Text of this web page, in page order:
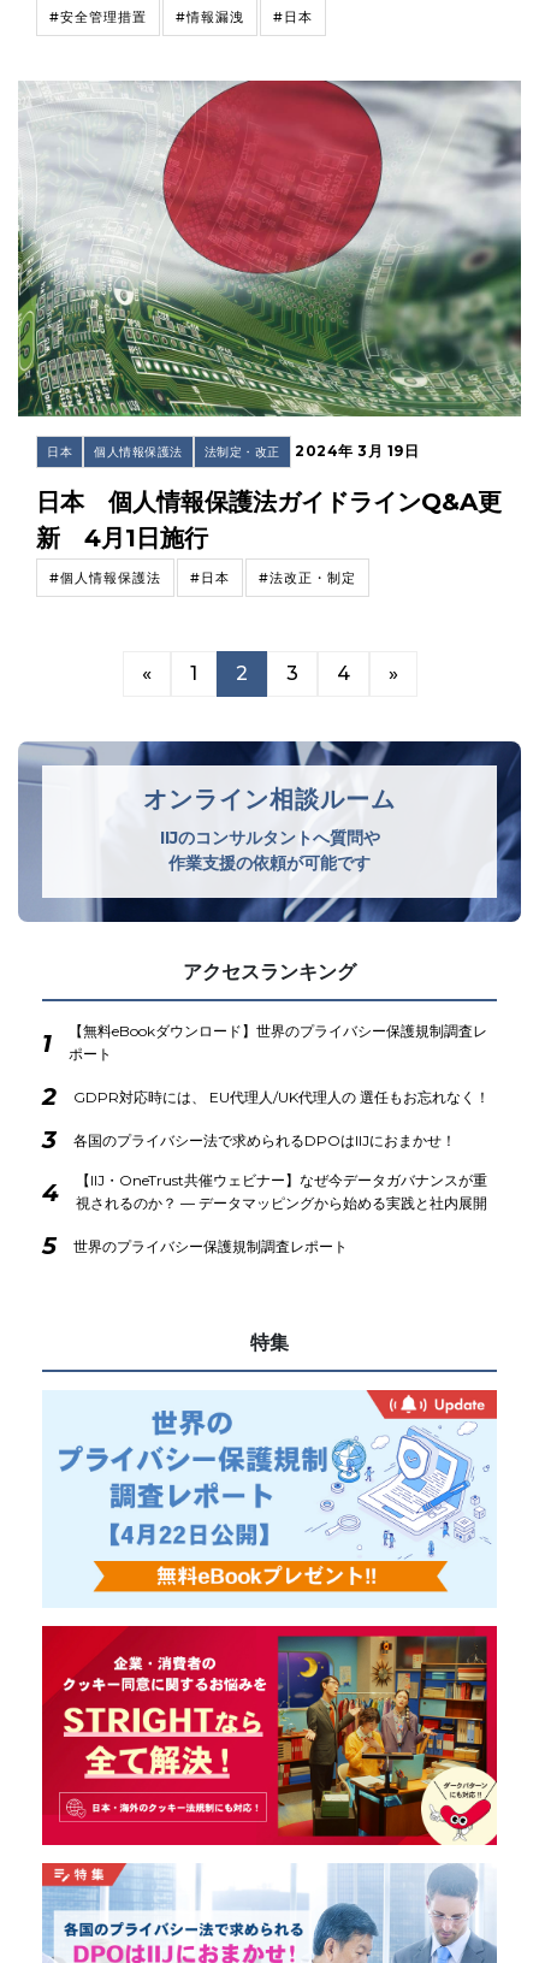
#安全管理措置 #情報漏洩 #日本
日本 個人情報保護法 法制定・改正 2024年 3月 19日
日本 個人情報保護法ガイドラインQ&A更
新 4月1日施行
#個人情報保護法 #日本 #法改正・制定
« 1 2 3 4 »
オンライン相談ルーム
IIJのコンサルタントへ質問や
作業支援の依頼が可能です
アクセスランキング
1
【無料eBookダウンロード】世界のプライバシー保護規制調査レ
ポート
2 GDPR対応時には、 EU代理人/UK代理人の 選任もお忘れなく！
3 各国のプライバシー法で求められるDPOはIIJにおまかせ！
4
【IIJ・OneTrust共催ウェビナー】なぜ今データガバナンスが重
視されるのか？ ― データマッピングから始める実践と社内展開
5 世界のプライバシー保護規制調査レポート
特集